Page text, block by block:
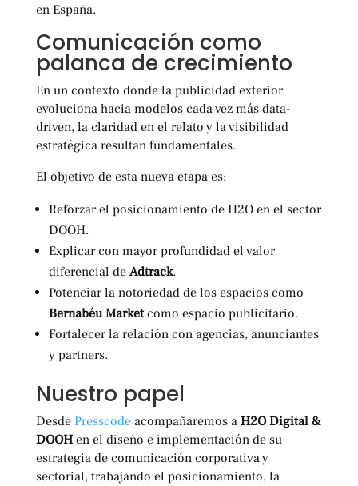
en España.
Comunicación como
palanca de crecimiento
En un contexto donde la publicidad exterior
evoluciona hacia modelos cada vez más data-
driven, la claridad en el relato y la visibilidad
estratégica resultan fundamentales.
El objetivo de esta nueva etapa es:
Reforzar el posicionamiento de H2O en el sector
DOOH.
Explicar con mayor profundidad el valor
diferencial de Adtrack.
Potenciar la notoriedad de los espacios como
Bernabéu Marketcomo espacio publicitario.
Fortalecer la relación con agencias, anunciantes
y partners.
Nuestro papel
Desde Presscode acompañaremos aH2O Digital &
DOOHen el diseño e implementación de su
estrategia de comunicación corporativa y
sectorial, trabajando el posicionamiento, la